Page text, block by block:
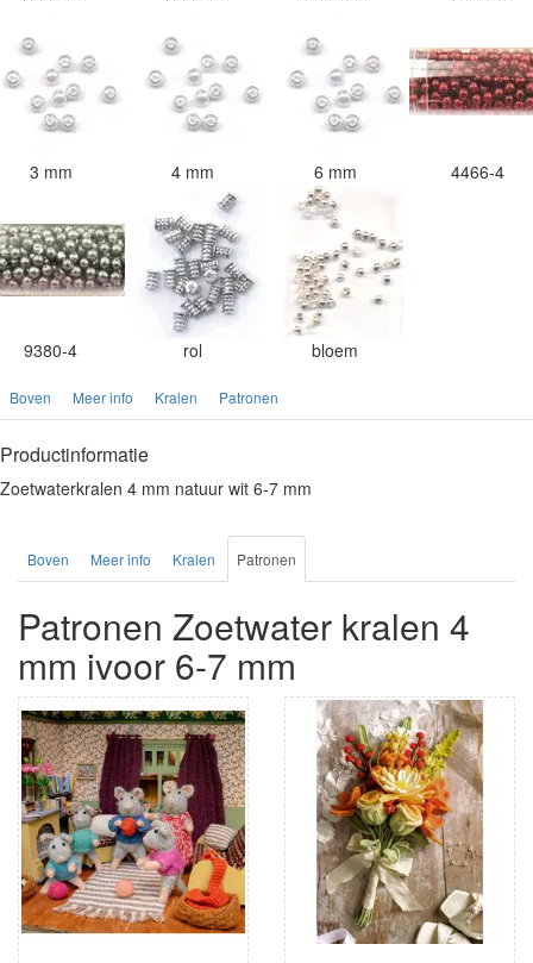
3 mm 4 mm 6 mm 4466-4
9380-4 rol bloem
Boven Meer info Kralen Patronen
Productinformatie
Zoetwaterkralen 4 mm natuur wit 6-7 mm
Boven Meer info Kralen Patronen
Patronen Zoetwater kralen 4
mm ivoor 6-7 mm